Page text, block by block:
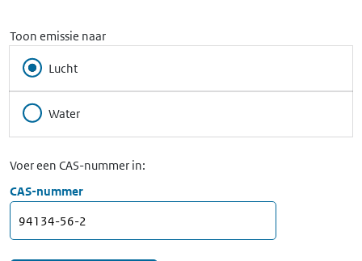
Toon emissie naar
Lucht
Water
Voer een CAS-nummer in:
CAS-nummer